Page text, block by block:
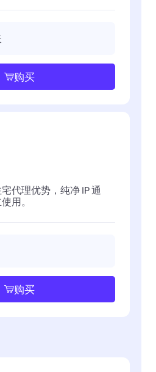
购买
代理优势，纯净 IP 通
用。
购买